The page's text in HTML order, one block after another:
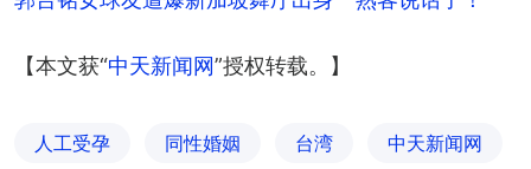
【本文获“中天新闻网”授权转载。】
人工受孕 同性婚姻 台湾 中天新闻网